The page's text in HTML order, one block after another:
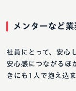
メンターなど
社員にとって、安心
安心感につながるほ
きにも1人で抱え込